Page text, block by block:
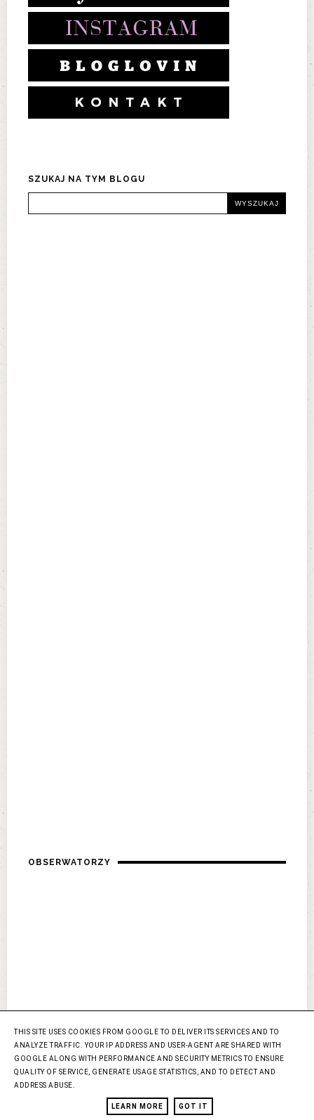
SZUKAJ NA TYM BLOGU
OBSERWATORZY
THIS SITE USES COOKIES FROM GOOGLE TO DELIVER ITS SERVICES AND TO
ANALYZE TRAFFIC. YOUR IP ADDRESS AND USER-AGENT ARE SHARED WITH
GOOGLE ALONG WITH PERFORMANCE AND SECURITY METRICS TO ENSURE
QUALITY OF SERVICE, GENERATE USAGE STATISTICS, AND TO DETECT AND
ADDRESS ABUSE.
LEARN MORE GOT IT